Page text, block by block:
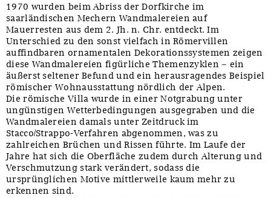
1970 wurden beim Abriss der Dorfkirche im
saarländischen Mechern Wandmalereien auf
Mauerresten aus dem 2. Jh. n. Chr. entdeckt. Im
Unterschied zu den sonst vielfach in Römervillen
auffindbaren ornamentalen Dekorationssystemen zeigen
diese Wandmalereien figürliche Themenzyklen – ein
äußerst seltener Befund und ein herausragendes Beispiel
römischer Wohnausstattung nördlich der Alpen.
Die römische Villa wurde in einer Notgrabung unter
ungünstigen Wetterbedingungen ausgegraben und die
Wandmalereien damals unter Zeitdruck im
Stacco/Strappo-Verfahren abgenommen, was zu
zahlreichen Brüchen und Rissen führte. Im Laufe der
Jahre hat sich die Oberfläche zudem durch Alterung und
Verschmutzung stark verändert, sodass die
ursprünglichen Motive mittlerweile kaum mehr zu
erkennen sind.